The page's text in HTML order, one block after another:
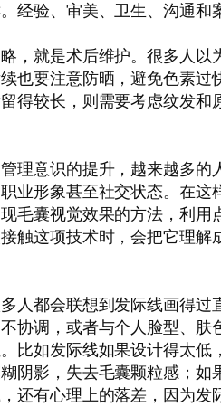
经验、审美、卫生、沟通和
，就是术后维护。很多人
也要注意防晒，避免色素
得较长，则需要考虑纹发
理意识的提升，越来越多
业形象甚至社交状态。在这
毛囊视觉效果的方法，利
触这项技术时，会把它理
人都会联想到发际线画得
协调，或者与个人脸型、
比如发际线如果设计得太
阴影，失去毛囊颗粒感；
还有心理上的落差，因为发